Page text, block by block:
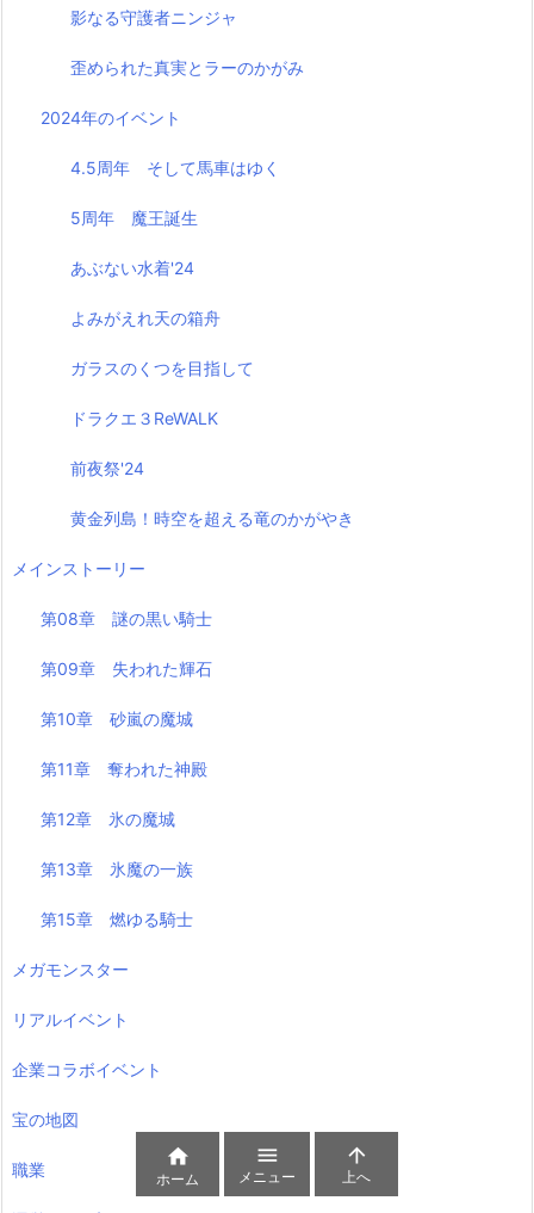
影なる守護者ニンジャ
歪められた真実とラーのかがみ
2024年のイベント
4.5周年 そして馬車はゆく
5周年 魔王誕生
あぶない水着'24
よみがえれ天の箱舟
ガラスのくつを目指して
ドラクエ３ReWALK
前夜祭'24
黄金列島！時空を超える竜のかがやき
メインストーリー
第08章 謎の黒い騎士
第09章 失われた輝石
第10章 砂嵐の魔城
第11章 奪われた神殿
第12章 氷の魔城
第13章 氷魔の一族
第15章 燃ゆる騎士
メガモンスター
リアルイベント
企業コラボイベント
宝の地図
職業

ホーム

メニュー

上へ